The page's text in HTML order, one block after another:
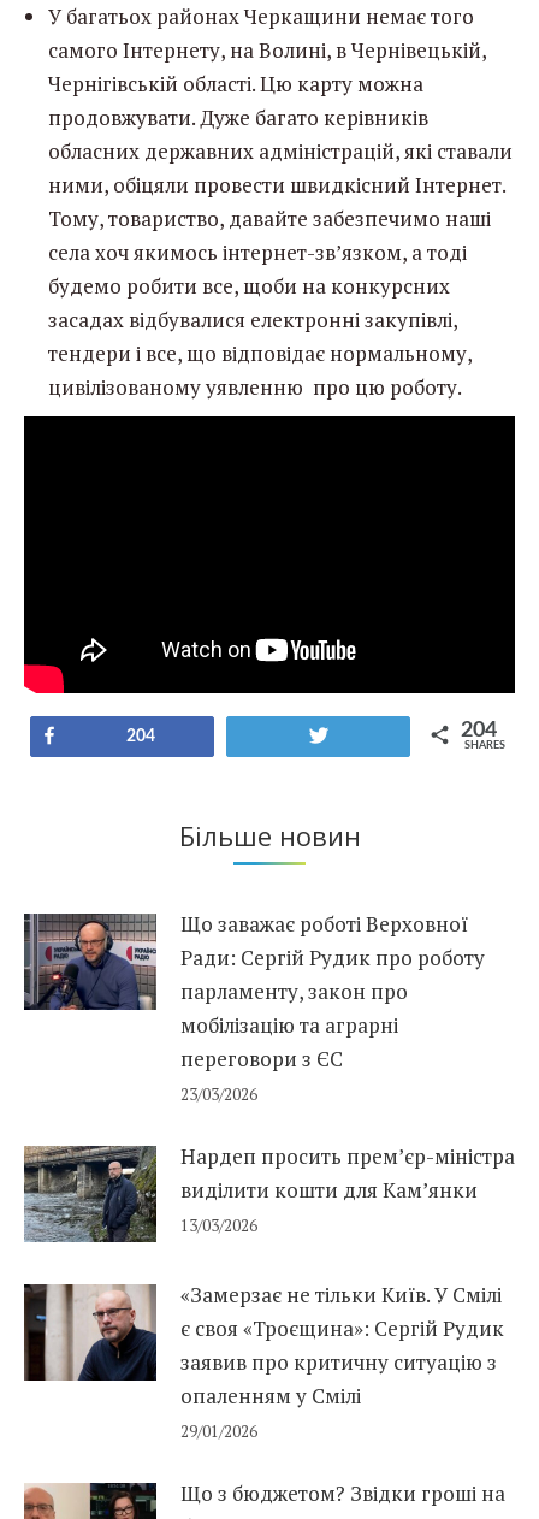
У багатьох районах Черкащини немає того
самого Інтернету, на Волині, в Чернівецькій,
Чернігівській області. Цю карту можна
продовжувати. Дуже багато керівників
обласних державних адміністрацій, які ставали
ними, обіцяли провести швидкісний Інтернет.
Тому, товариство, давайте забезпечимо наші
села хоч якимось інтернет-зв’язком, а тоді
будемо робити все, щоби на конкурсних
засадах відбувалися електронні закупівлі,
тендери і все, що відповідає нормальному,
цивілізованому уявленню про цю роботу.
204 204
SHARES
Більше новин
Що заважає роботі Верховної
Ради: Сергій Рудик про роботу
парламенту, закон про
мобілізацію та аграрні
переговори з ЄС
23/03/2026
Нардеп просить прем’єр-міністра
виділити кошти для Кам’янки
13/03/2026
«Замерзає не тільки Київ. У Смілі
є своя «Троєщина»: Сергій Рудик
заявив про критичну ситуацію з
опаленням у Смілі
29/01/2026
Що з бюджетом? Звідки гроші на